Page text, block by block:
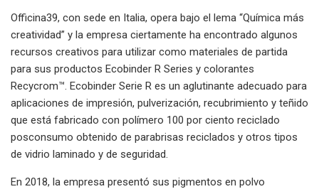
Officina39, con sede en Italia, opera bajo el lema “Química más
creatividad” y la empresa ciertamente ha encontrado algunos
recursos creativos para utilizar como materiales de partida
para sus productos Ecobinder R Series y colorantes
Recycrom™. Ecobinder Serie R es un aglutinante adecuado para
aplicaciones de impresión, pulverización, recubrimiento y teñido
que está fabricado con polímero 100 por ciento reciclado
posconsumo obtenido de parabrisas reciclados y otros tipos
de vidrio laminado y de seguridad.
En 2018, la empresa presentó sus pigmentos en polvo